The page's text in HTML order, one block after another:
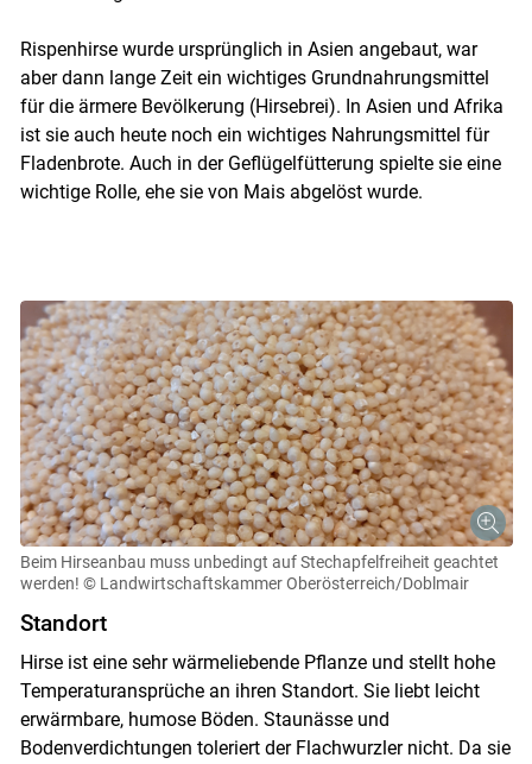
Rispenhirse wurde ursprünglich in Asien angebaut, war
aber dann lange Zeit ein wichtiges Grundnahrungsmittel
für die ärmere Bevölkerung (Hirsebrei). In Asien und Afrika
ist sie auch heute noch ein wichtiges Nahrungsmittel für
Fladenbrote. Auch in der Geflügelfütterung spielte sie eine
wichtige Rolle, ehe sie von Mais abgelöst wurde.
Beim Hirseanbau muss unbedingt auf Stechapfelfreiheit geachtet
werden! © Landwirtschaftskammer Oberösterreich/Doblmair
Standort
Hirse ist eine sehr wärmeliebende Pflanze und stellt hohe
Temperaturansprüche an ihren Standort. Sie liebt leicht
erwärmbare, humose Böden. Staunässe und
Bodenverdichtungen toleriert der Flachwurzler nicht. Da sie